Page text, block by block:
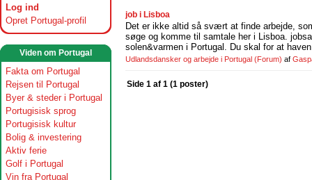
Log ind
Opret Portugal-profil
Viden om Portugal
Fakta om Portugal
Rejsen til Portugal
Byer & steder i Portugal
Portugisisk sprog
Portugisisk kultur
Bolig & investering
Aktiv ferie
Golf i Portugal
Vin fra Portugal
job i Lisboa
Det er ikke altid så svært at finde arbejde,
søge og komme til samtale her i Lisboa.
solen&varmen i Portugal. Du skal for at
Udlandsdansker og arbejde i Portugal (Forum) af
Side 1 af 1 (1 poster)